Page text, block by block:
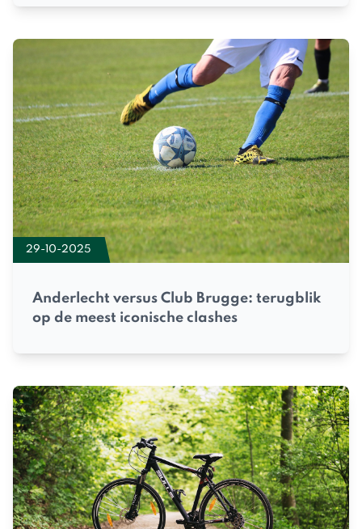
29-10-2025
Anderlecht versus Club Brugge: terugblik
op de meest iconische clashes